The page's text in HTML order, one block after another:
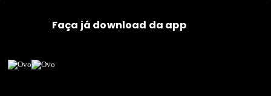
Faça já download da app